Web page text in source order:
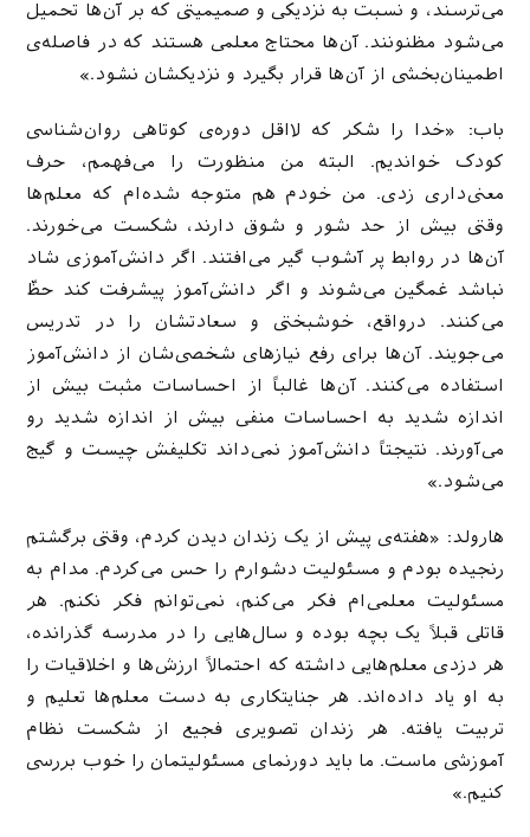
می‌ترسند، و نسبت به نزدیکی و صمیمیتی که بر آن‌ها تحمیل
می‌شود مظنونند. آن‌ها محتاج معلمی هستند که در فاصله‌ی
اطمینان‌بخشی از آن‌ها قرار بگیرد و نزدیکشان نشود.»
باب: «خدا را شکر که لااقل دوره‌ی کوتاهی روان‌شناسی
کودک خواندیم. البته من منظورت را می‌فهمم، حرف
معنی‌داری زدی. من خودم هم متوجه شده‌ام که معلم‌ها
وقتی بیش از حد شور و شوق دارند، شکست می‌خورند.
آن‌ها در روابط پر آشوب گیر می‌افتند. اگر دانش‌آموزی شاد
نباشد غمگین می‌شوند و اگر دانش‌آموز پیشرفت کند حظّ
می‌کنند. درواقع، خوشبختی و سعادتشان را در تدریس
می‌جویند. آن‌ها برای رفع نیاز‌های شخصی‌شان از دانش‌آموز
استفاده می‌کنند. آن‌ها غالباً از احساسات مثبت بیش از
اندازه شدید به احساسات منفی بیش از اندازه شدید رو
می‌آورند. نتیجتاً دانش‌آموز نمی‌داند تکلیفش چیست و گیج
می‌شود.»
هارولد: «هفته‌ی پیش از یک زندان دیدن کردم، وقتی برگشتم
رنجیده بودم و مسئولیت دشوارم را حس می‌کردم. مدام به
مسئولیت معلمی‌ام فکر می‌کنم، نمی‌توانم فکر نکنم. هر
قاتلی قبلاً یک بچه بوده و سال‌هایی را در مدرسه گذرانده،
هر دزدی معلم‌هایی داشته که احتمالاً ارزش‌ها و اخلاقیات را
به او یاد داده‌اند. هر جنایتکاری به دست معلم‌ها تعلیم و
تربیت یافته. هر زندان تصویری فجیع از شکست نظام
آموزشی ماست. ما باید دورنمای مسئولیتمان را خوب بررسی
کنیم.»